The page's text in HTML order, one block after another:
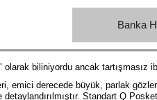
Banka
biliniyordu ancak tartışmasız
emici derecede büyük, parlak
Standart Q